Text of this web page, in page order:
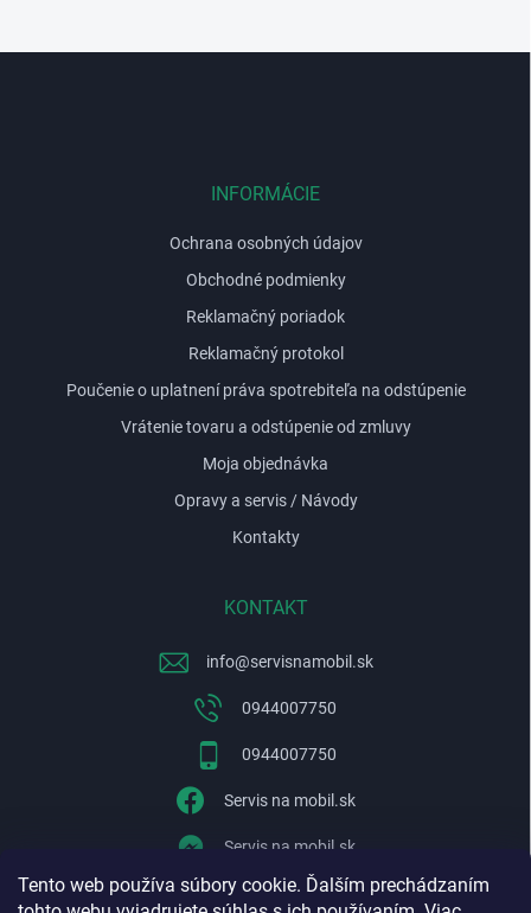
Tento web používa súbory cookie. Ďalším prechádzaním
INFORMÁCIE
Ochrana osobných údajov
Obchodné podmienky
Reklamačný poriadok
Reklamačný protokol
Poučenie o uplatnení práva spotrebiteľa na odstúpenie
Vrátenie tovaru a odstúpenie od zmluvy
Moja objednávka
Opravy a servis / Návody
Kontakty
KONTAKT
info@servisnamobil.sk
0944007750
0944007750
Servis na mobil.sk
Servis na mobil.sk
WhatsApp